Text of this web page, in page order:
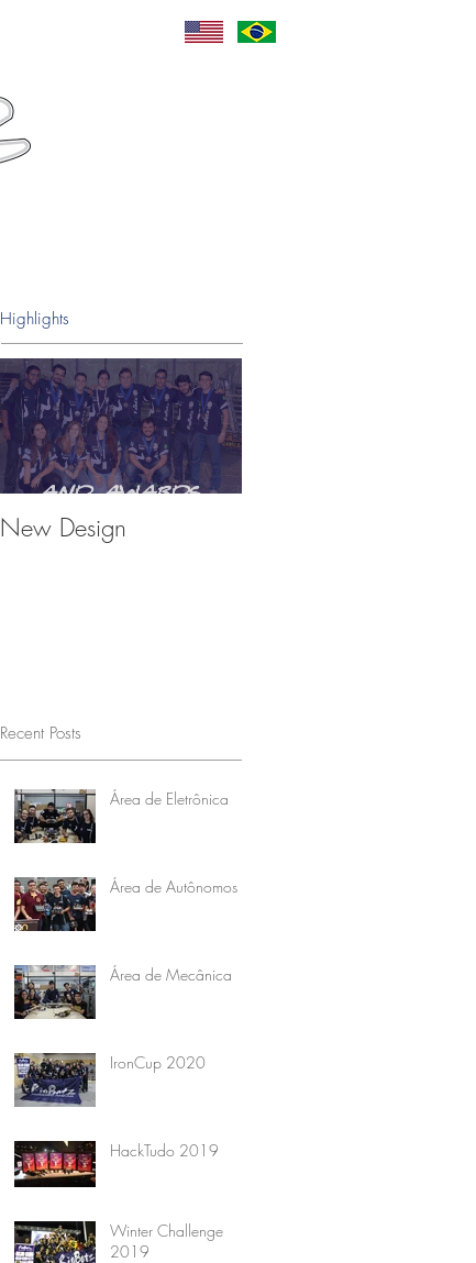
Highlights
New Design
Recent Posts
Área de Eletrônica
Área de Autônomos
Área de Mecânica
IronCup 2020
HackTudo 2019
Winter Challenge
2019